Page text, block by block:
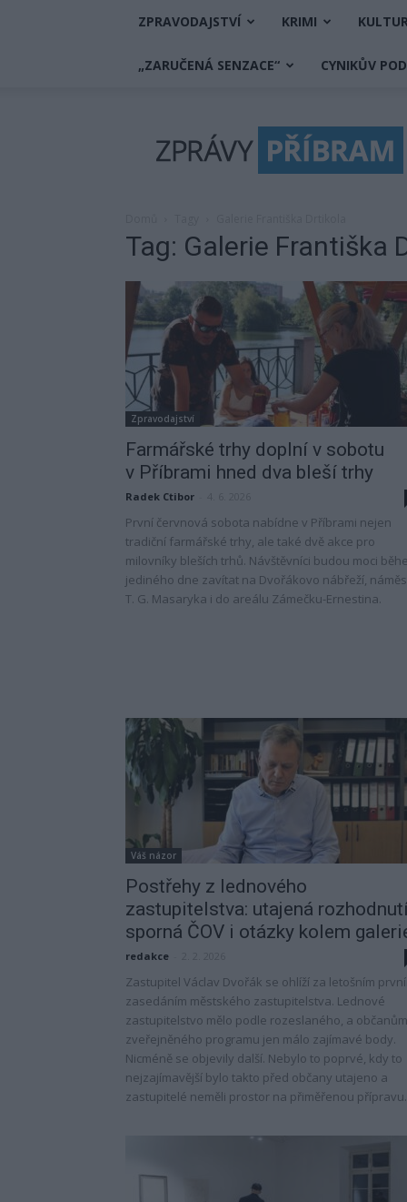
ZPRAVODAJSTVÍ KRIMI
„ZARUČENÁ SENZACE“ CYNIKŮV
Příbram
Tag: Galerie Františka
Zpravodajství
Farmářské trhy doplní v sobotu
v Příbrami hned dva bleší trhy
Radek Ctibor
První červnová sobota nabídne v Příbrami nejen
tradiční farmářské trhy, ale také dvě akce pro
milovníky bleších trhů. Návštěvníci budou moci
jediného dne zavítat na Dvořákovo nábřeží,
T. G. Masaryka i do areálu Zámečku-Ernestina.
Váš názor
Postřehy z lednového
zastupitelstva: utajená
sporná ČOV i otázky kolem
redakce
Zastupitel Václav Dvořák se ohlíží za letošním
zasedáním městského zastupitelstva. Lednové
zastupitelstvo mělo podle rozeslaného, a občanům
zveřejněného programu jen málo zajímavé body.
Nicméně se objevily další. Nebylo to poprvé, kdy to
nejzajímavější bylo takto před občany utajeno a
zastupitelé neměli prostor na přiměřenou přípravu.